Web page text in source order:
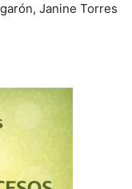
Janine Torres